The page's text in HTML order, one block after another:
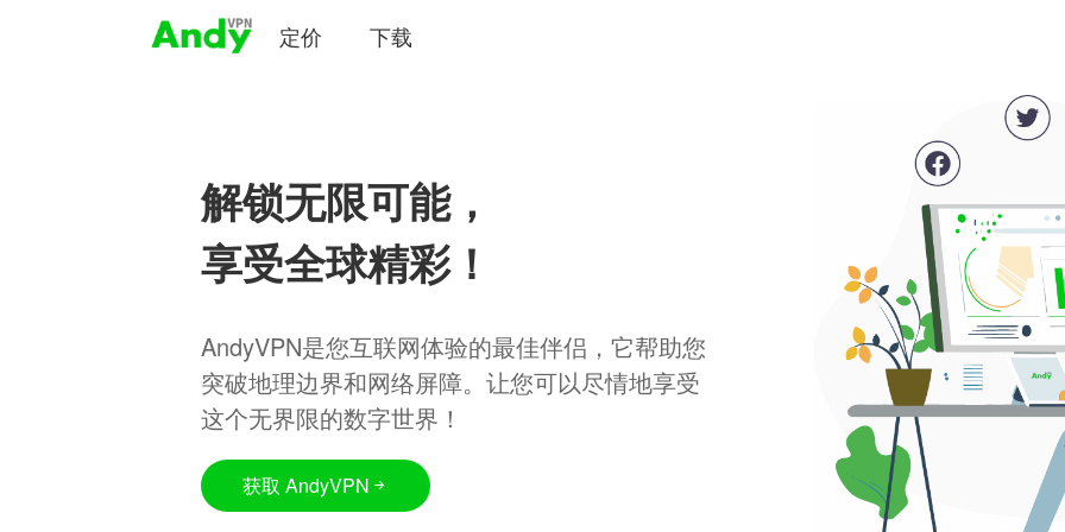
定价 下载
解锁无限可能，
享受全球精彩！
AndyVPN是您互联网体验的最佳伴侣，它帮助您
突破地理边界和网络屏障。让您可以尽情地享受
这个无界限的数字世界！
获取 AndyVPN